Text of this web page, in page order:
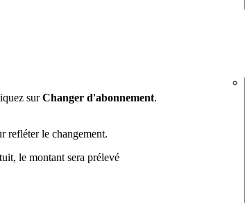
surChanger d'abonnement.
refléter le changement.
le montant sera prélevé